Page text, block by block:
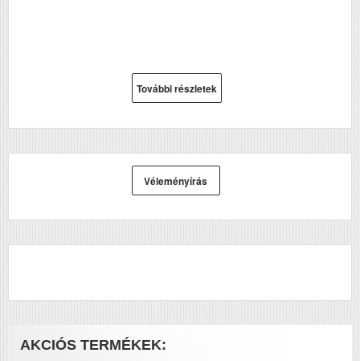
További részletek
Véleményírás
AKCIÓS TERMÉKEK: